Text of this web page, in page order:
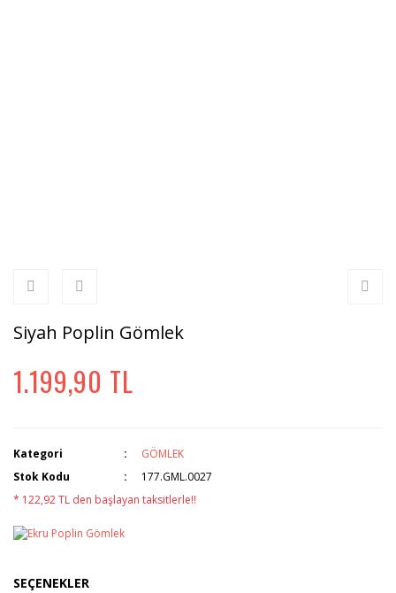
Siyah Poplin Gömlek
1.199,90 TL
Kategori
GÖMLEK
Stok Kodu
177.GML.0027
* 122,92 TL den başlayan taksitlerle!!
SEÇENEKLER